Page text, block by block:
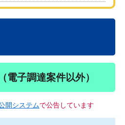
電子調達案件以外）
開システムで公告しています